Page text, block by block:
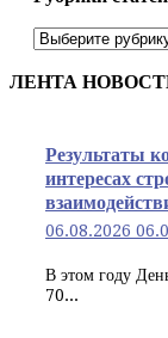
Рубрики
статей
ЛЕНТА
Результаты
интересах
06.08.2026
В этом году
70...